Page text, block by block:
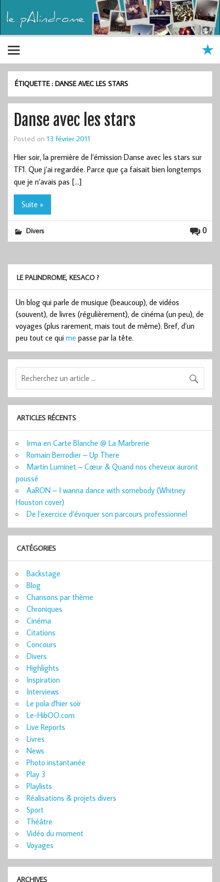
ÉTIQUETTE :DANSE AVEC LES STARS
Danse avec les stars
Posted on 13 février 2011
Hier soir, la première de l’émission Danse avec les stars sur
TF1. Que j’ai regardée. Parce que ça faisait bien longtemps
que je n’avais pas […]
Suite »
0
Divers
LE PALINDROME, KESACO ?
Un blog qui parle de musique (beaucoup), de vidéos
(souvent), de livres (régulièrement), de cinéma (un peu), de
voyages (plus rarement, mais tout de même). Bref, d’un
peu tout ce qui me passe par la tête.
ARTICLES RÉCENTS
Irma en Carte Blanche @ La Marbrerie
Romain Berrodier – Up There
Martin Luminet – Cœur & Quand nos cheveux auront
poussé
AaRON – I wanna dance with somebody (Whitney
Houston cover)
De l’exercice d’évoquer son parcours professionnel
CATÉGORIES
Backstage
Blog
Chansons par thème
Chroniques
Cinéma
Citations
Concours
Divers
Highlights
Inspiration
Interviews
Le pola d'hier soir
Le-HibOO.com
Live Reports
Livres
News
Photo instantanée
Play 3
Playlists
Réalisations & projets divers
Sport
Théâtre
Vidéo du moment
Voyages
ARCHIVES